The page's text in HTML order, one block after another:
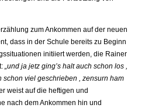
zum Ankommen auf der neuen
dass in der Schule bereits zu Beginn
initiiert werden, die Rainer
„und ja jetz ging’s halt auch schon los ,
schon viel geschrieben , zensurn ham
weist auf die heftigen und
nach dem Ankommen hin und